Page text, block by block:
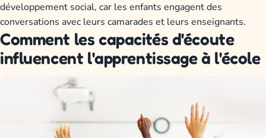
développement social, car les enfants engagent des
conversations avec leurs camarades et leurs enseignants.
Comment les capacités d'écoute
influencent l'apprentissage à l'école